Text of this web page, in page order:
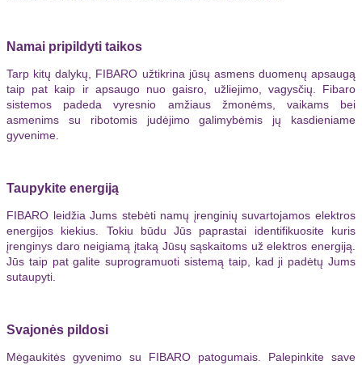
Namai pripildyti taikos
Tarp kitų dalykų, FIBARO užtikrina jūsų asmens duomenų apsaugą
taip pat kaip ir apsaugo nuo gaisro, užliejimo, vagysčių. Fibaro
sistemos padeda vyresnio amžiaus žmonėms, vaikams bei
asmenims su ribotomis judėjimo galimybėmis jų kasdieniame
gyvenime.
Taupykite energiją
FIBARO leidžia Jums stebėti namų įrenginių suvartojamos elektros
energijos kiekius. Tokiu būdu Jūs paprastai identifikuosite kuris
įrenginys daro neigiamą įtaką Jūsų sąskaitoms už elektros energiją.
Jūs taip pat galite suprogramuoti sistemą taip, kad ji padėtų Jums
sutaupyti.
Svajonės pildosi
Mėgaukitės gyvenimo su FIBARO patogumais. Palepinkite save